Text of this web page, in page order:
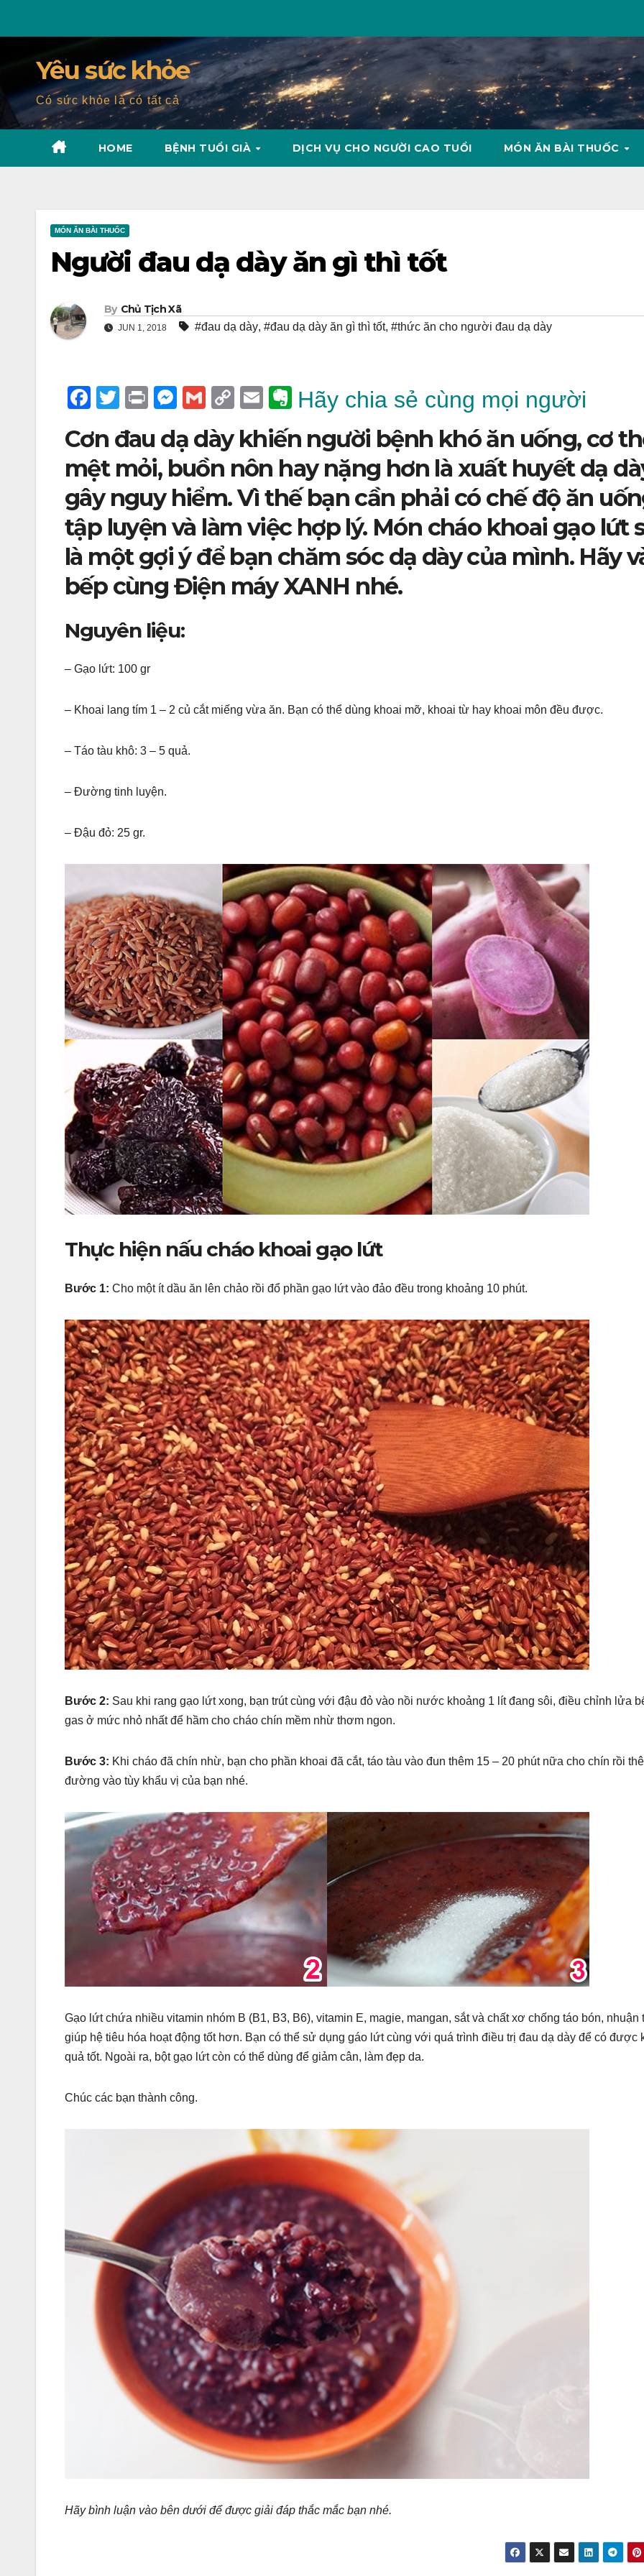
Yêu sức khỏe
Có sức khỏe là có tất cả
HOME BỆNH TUỔI GIÀ DỊCH VỤ CHO NGƯỜI CAO TUỔI MÓN ĂN BÀI THUỐC
MÓN ĂN BÀI THUỐC
Người đau dạ dày ăn gì thì tốt
By Chủ Tịch Xã
JUN 1, 2018 #đau dạ dày, #đau dạ dày ăn gì thì tốt, #thức ăn cho người đau dạ dày
F
c
e
b
o
o
k
T
tt
er
Pr
t
M
ss
e
n
g
er
G
ail
C
p
y
Li
n
k
E
ail
E
er
n
ot
e
Hãy chia sẻ cùng mọi người
Cơn đau dạ dày khiến người bệnh khó ăn uống, cơ
mệt mỏi, buồn nôn hay nặng hơn là xuất huyết dạ
gây nguy hiểm. Vì thế bạn cần phải có chế độ ăn
tập luyện và làm việc hợp lý. Món cháo khoai gạo lứt
là một gợi ý để bạn chăm sóc dạ dày của mình. Hãy
bếp cùng Điện máy XANH nhé.
Nguyên liệu:
– Gạo lứt: 100 gr
– Khoai lang tím 1 – 2 củ cắt miếng vừa ăn. Bạn có thể dùng khoai mỡ, khoai từ hay khoai môn đều được.
– Táo tàu khô: 3 – 5 quả.
– Đường tinh luyện.
– Đậu đỏ: 25 gr.
Thực hiện nấu cháo khoai gạo lứt
Bước 1: Cho một ít dầu ăn lên chảo rồi đổ phần gạo lứt vào đảo đều trong khoảng 10 phút.
Bước 2: Sau khi rang gạo lứt xong, bạn trút cùng với đậu đỏ vào nồi nước khoảng 1 lít đang sôi, điều chỉnh lửa
gas ở mức nhỏ nhất để hầm cho cháo chín mềm nhừ thơm ngon.
Bước 3: Khi cháo đã chín nhừ, bạn cho phần khoai đã cắt, táo tàu vào đun thêm 15 – 20 phút nữa cho chín rồi
đường vào tùy khẩu vị của bạn nhé.
Gạo lứt chứa nhiều vitamin nhóm B (B1, B3, B6), vitamin E, magie, mangan, sắt và chất xơ chống táo bón, nhuận
giúp hệ tiêu hóa hoạt động tốt hơn. Bạn có thể sử dụng gáo lứt cùng với quá trình điều trị đau dạ dày để có được
quả tốt. Ngoài ra, bột gạo lứt còn có thể dùng để giảm cân, làm đẹp da.
Chúc các bạn thành công.
Hãy bình luận vào bên dưới để được giải đáp thắc mắc bạn nhé.